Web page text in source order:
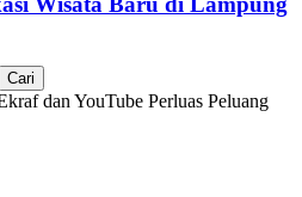
dan YouTube Perluas Peluang